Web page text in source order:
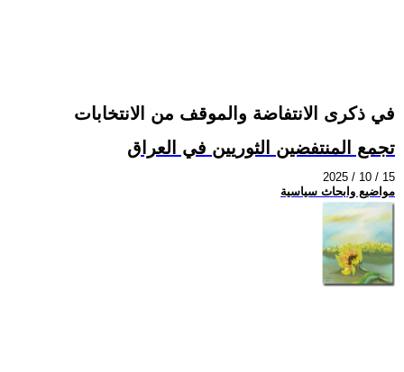
في ذكرى الانتفاضة والموقف من الانتخابات
تجمع المنتفضين الثوريين في العراق
2025 / 10 / 15
مواضيع وابحاث سياسية